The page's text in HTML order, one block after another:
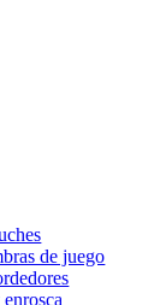
de juego